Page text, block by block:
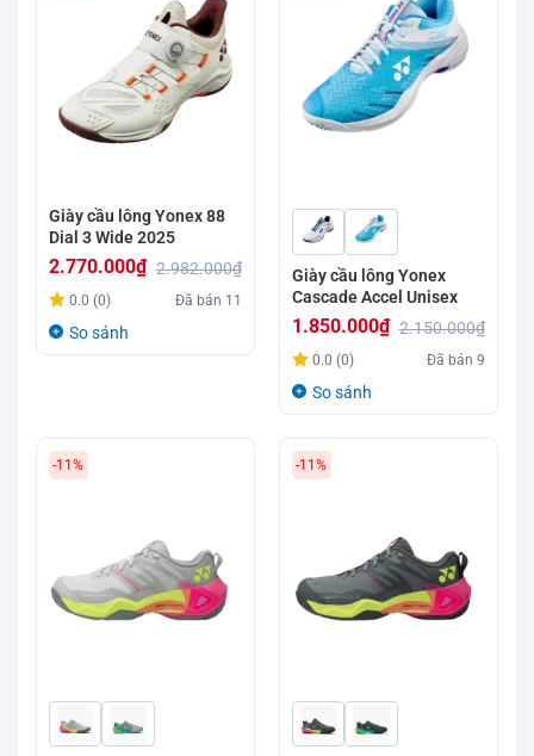
Giày cầu lông Yonex 88
Dial 3 Wide 2025
2.982.000₫
Giá
gốc
2.770.000₫
Giá
hiện
0.0 (0) Đã bán 11
So sánh
Giày cầu lông Yonex
Cascade Accel Unisex
2.150.000₫
Giá
gốc
1.850.000₫
Giá
hiện
1.850.000₫.
0.0 (0) Đã bán9
So sánh
-11% -11%